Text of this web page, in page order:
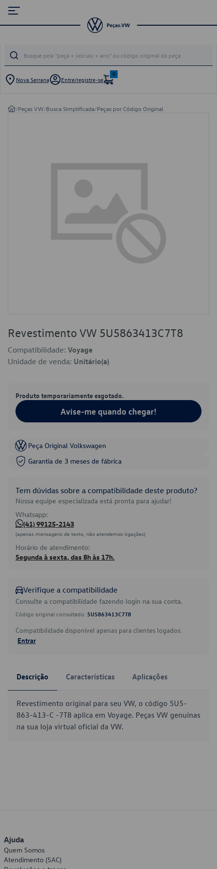
Nova Serrana Entre/registre-se
0
/Peças VW/Busca Simplificada/Peças por Código Original
Revestimento VW 5U5863413C7T8
Compatibilidade: Voyage
Unidade de venda: Unitário(a)
Produto temporariamente esgotado.
Avise-me quando chegar!
Peça Original Volkswagen
Garantia de 3 meses de fábrica
Tem dúvidas sobre a compatibilidade deste produto?
Nossa equipe especializada está pronta para ajudar!
Whatsapp:
(41) 99125-2143
(apenas mensagens de texto, não atendemos ligações)
Horário de atendimento:
Segunda à sexta, das 8h às 17h.
Verifique a compatibilidade
Consulte a compatibilidade fazendo login na sua conta.
Código original consultado: 5U5863413C7T8
Compatibilidade disponível apenas para clientes logados.
Entrar
Descrição Características Aplicações
Revestimento original para seu VW, o código 5U5-
863-413-C -7T8 aplica em Voyage. Peças VW genuínas
na sua loja virtual oficial da VW.
Ajuda
Quem Somos
Atendimento (SAC)